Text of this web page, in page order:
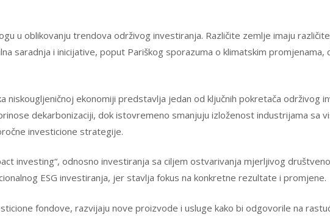
u oblikovanju trendova održivog investiranja. Različite zemlje imaju
saradnja i inicijative, poput Pariškog sporazuma o klimatskim promjenama,
niskougljeničnoj ekonomiji predstavlja jedan od ključnih pokretača održivog
dekarbonizaciji, dok istovremeno smanjuju izloženost industrijama sa
investicione strategije.
investing“, odnosno investiranja sa ciljem ostvarivanja mjerljivog
ESG investiranja, jer stavlja fokus na konkretne rezultate i promjene.
fondove, razvijaju nove proizvode i usluge kako bi odgovorile na